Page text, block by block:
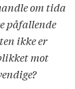
om tida
påfallende
ikke er
mot